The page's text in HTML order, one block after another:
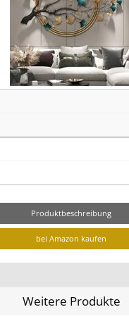
Produktbeschreibung
bei Amazon kaufen
Weitere Produkte